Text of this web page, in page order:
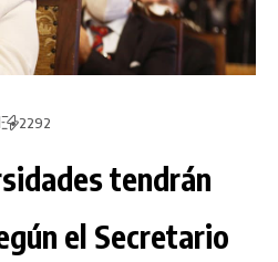
2292
tendrán
el Secretario